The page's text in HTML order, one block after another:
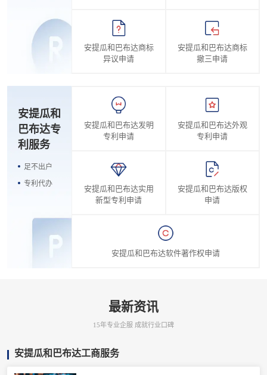
安提瓜和巴布达商标
异议申请
安提瓜和巴布达商标
撤三申请
安提瓜和
巴布达专
利服务
足不出户
专利代办
安提瓜和巴布达发明
专利申请
安提瓜和巴布达外观
专利申请
安提瓜和巴布达实用
新型专利申请
安提瓜和巴布达版权
申请
安提瓜和巴布达软件著作权申请
最新资讯
15年专业企服 成就行业口碑
安提瓜和巴布达工商服务